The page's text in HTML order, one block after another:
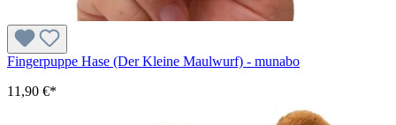
Fingerpuppe Hase (Der Kleine Maulwurf) - munabo
11,90 €*